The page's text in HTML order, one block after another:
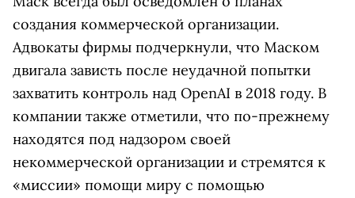
создания коммерческой организации.
Адвокаты фирмы подчеркнули, что Маском
двигала зависть после неудачной попытки
захватить контроль над OpenAI в 2018 году. В
компании также отметили, что по-прежнему
находятся под надзором своей
некоммерческой организации и стремятся к
«миссии» помощи миру с помощью